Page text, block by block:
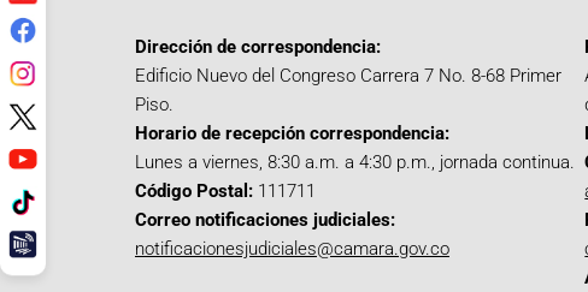
Dirección de correspondencia:
Edificio Nuevo del Congreso Carrera 7 No. 8-68 Primer
Piso.
Horario de recepción correspondencia:
Lunes a viernes, 8:30 a.m. a 4:30 p.m., jornada continua.
Código Postal: 111711
Correo notificaciones judiciales:
notificacionesjudiciales@camara.gov.co